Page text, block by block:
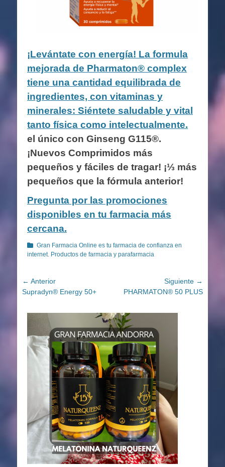
¡Levántate con energía! La formula
mejorada de Pharmaton® complex
tiene una cantidad equilibrada de
ingredientes, con vitaminas y
minerales: Siéntete saludable y vital
tanto física como intelectualmente.
el único con Ginseng G115®.
¡Nuevos Comprimidos más
pequeños y fáciles de tragar! ¡⅓ más
pequeños que la fórmula anterior!
Pregunta por las promociones
disponibles en tu farmacia más
cercana.
Categorías
Gran Farmacia Online es tu farmacia de confianza en
internet. Productos de farmacia y parafarmacia
Navegación
de
← Anterior
Entrada
Supradyn® Energy 50+
Siguiente →
Entrada
PHARMATON® 50 PLUS